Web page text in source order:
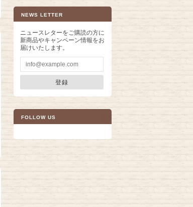
NEWS LETTER
ニュースレターをご購読の方に
新商品やキャンペーン情報をお
届けいたします。
登録
FOLLOW US